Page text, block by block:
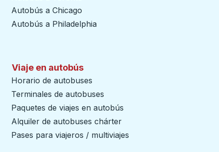
Autobús a Chicago
Autobús a Philadelphia
Viaje en autobús
Horario de autobuses
Terminales de autobuses
Paquetes de viajes en autobús
Alquiler de autobuses chárter
Pases para viajeros / multiviajes